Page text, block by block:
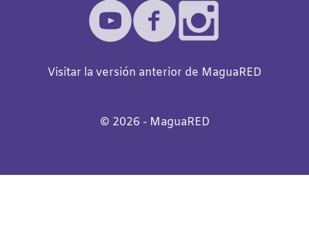
Visitar la versión anterior de MaguaRED
©️ 2026 - MaguaRED